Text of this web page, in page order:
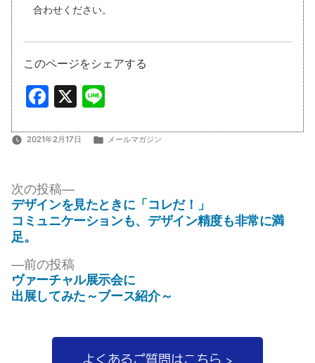
合わせください。
このページをシェアする
Facebook
X
2021年2月17日
カ
メールマガジン
投
稿
ナ
ビ
ゲ
ー
前の投稿
の
投
稿:
ヴァーチャル展示会に
出展してみた～ブース紹介～
次の投稿
次
の
投
デザインを見たときに「コレだ！」
コミュニケーションも、デザイン精度も非常に満
足。